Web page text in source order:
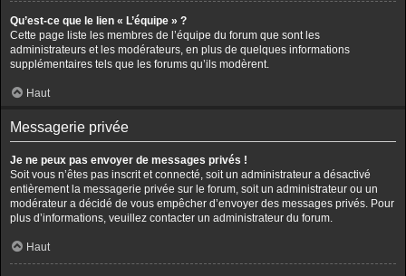
Qu’est-ce que le lien « L’équipe » ?
Cette page liste les membres de l’équipe du forum que sont les
administrateurs et les modérateurs, en plus de quelques informations
supplémentaires tels que les forums qu’ils modèrent.
Haut
Messagerie privée
Je ne peux pas envoyer de messages privés !
Soit vous n’êtes pas inscrit et connecté, soit un administrateur a désactivé
entièrement la messagerie privée sur le forum, soit un administrateur ou un
modérateur a décidé de vous empêcher d’envoyer des messages privés. Pour
plus d’informations, veuillez contacter un administrateur du forum.
Haut